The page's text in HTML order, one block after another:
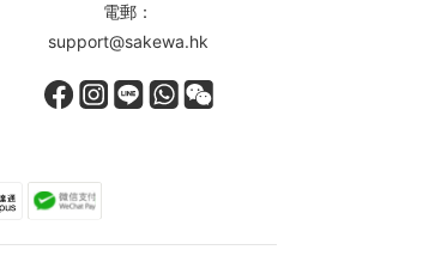
電郵：
support@sakewa.hk